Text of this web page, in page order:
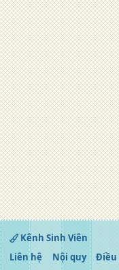
Kênh Sinh Viên
Liên hệ
Nội quy Điều